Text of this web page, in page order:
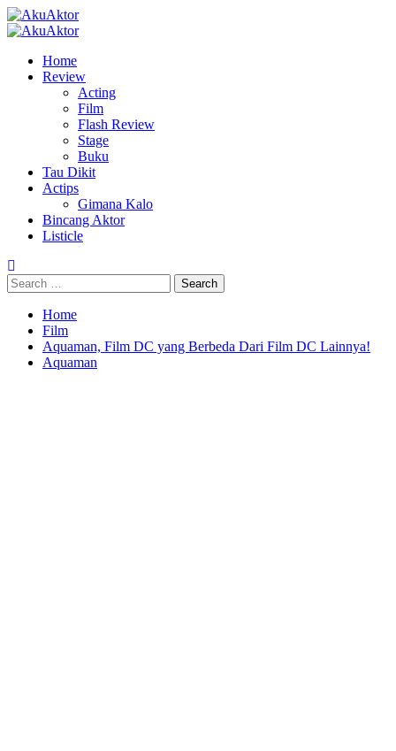
Skip
to
Primary
Home
Review
Acting
Film
Flash Review
Stage
Buku
Tau Dikit
Actips
Gimana Kalo
Bincang Aktor
Listicle
Search
for:
Home
Film
Aquaman, Film DC yang Berbeda Dari Film DC Lainnya!
Aquaman